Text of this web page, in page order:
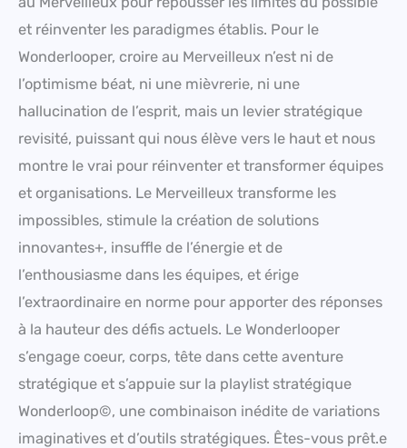
et réinventer les paradigmes établis. Pour le
Wonderlooper, croire au Merveilleux n’est ni de
l’optimisme béat, ni une mièvrerie, ni une
hallucination de l’esprit, mais un levier stratégique
revisité, puissant qui nous élève vers le haut et nous
montre le vrai pour réinventer et transformer équipes
et organisations. Le Merveilleux transforme les
impossibles, stimule la création de solutions
innovantes+, insuffle de l’énergie et de
l’enthousiasme dans les équipes, et érige
l’extraordinaire en norme pour apporter des réponses
à la hauteur des défis actuels. Le Wonderlooper
s’engage coeur, corps, tête dans cette aventure
stratégique et s’appuie sur la playlist stratégique
Wonderloop©, une combinaison inédite de variations
imaginatives et d’outils stratégiques. Êtes-vous prêt.e